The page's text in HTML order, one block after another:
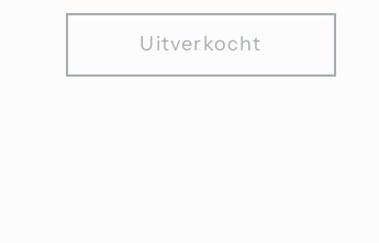
Uitverkocht